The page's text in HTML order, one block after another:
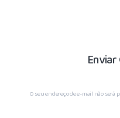
O seu endereço de e-mail não será